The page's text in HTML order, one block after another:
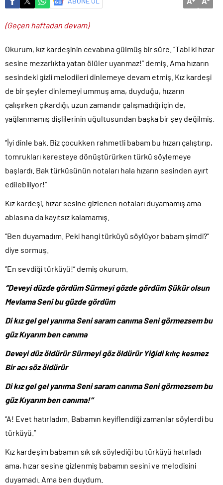
(Geçen haftadan devam)
Okurum, kız kardeşinin cevabına gülmüş bir süre. ‘’Tabi ki hızar
sesine mezarlıkta yatan ölüler uyanmaz!’’ demiş. Ama hızarın
sesindeki gizli melodileri dinlemeye devam etmiş. Kız kardeşi
de bir şeyler dinlemeyi ummuş ama, duyduğu, hızarın
çalışırken çıkardığı, uzun zamandır çalışmadığı için de,
yağlanmamış dişlilerinin uğultusundan başka bir şey değilmiş.
‘’İyi dinle bak. Biz çocukken rahmetli babam bu hızarı çalıştırıp,
tomrukları keresteye dönüştürürken türkü söylemeye
başlardı. Bak türküsünün notaları hala hızarın sesinden ayırt
edilebiliyor!’’
Kız kardeşi, hızar sesine gizlenen notaları duyamamış ama
ablasına da kayıtsız kalamamış.
‘’Ben duyamadım. Peki hangi türküyü söylüyor babam şimdi?’’
diye sormuş.
‘’En sevdiği türküyü!’’ demiş okurum.
‘’Deveyi düzde gördüm Sürmeyi gözde gördüm Şükür olsun
Mevlama Seni bu güzde gördüm
Di kız gel gel yanıma Seni saram canıma Seni görmezsem bu
güz Kıyarım ben canıma
Deveyi düz öldürür Sürmeyi göz öldürür Yiğidi kılıç kesmez
Bir acı söz öldürür
Di kız gel gel yanıma Seni saram canıma Seni görmezsem bu
güz Kıyarım ben canıma!’’
‘’A! Evet hatırladım. Babamın keyiflendiği zamanlar söylerdi bu
türküyü.’’
Kız kardeşim babamın sık sık söylediği bu türküyü hatırladı
ama, hızar sesine gizlenmiş babamın sesini ve melodisini
duyamadı. Ama ben duydum.